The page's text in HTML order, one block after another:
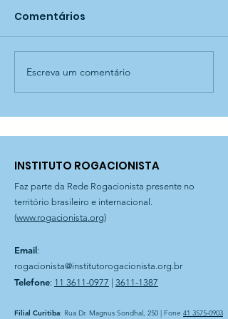
Campeonato do Jogo
de Damas! — CCA
Madre Nazarena
Comentários
Escreva um comentário
INSTITUTO ROGACIONISTA
Faz parte da Rede Rogacionista presente no
território brasileiro e internacional.
(www.rogacionista.org)
Email:
rogacionista@institutorogacionista.org.br
Telefone: 11 3611-0977 3611-1387
Filial Curitiba: Rua Dr. Magnus Sondhal, 250 | Fone 41 3575-0903